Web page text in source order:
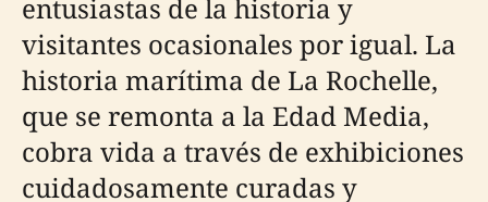
entusiastas de la historia y
visitantes ocasionales por igual. La
historia marítima de La Rochelle,
que se remonta a la Edad Media,
cobra vida a través de exhibiciones
cuidadosamente curadas y